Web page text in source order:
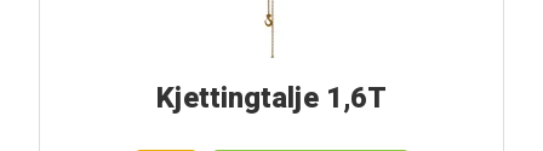
Kjettingtalje 1,6T